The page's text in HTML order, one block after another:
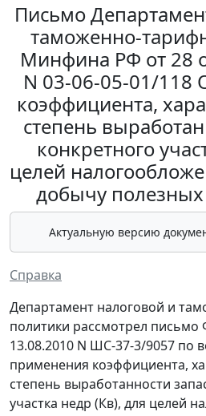
Письмо
таможенно-
Минфина РФ от 28
N 03-06-05-01/
коэффициента,
степень
конкретного
целей
добычу
Актуальную версию
Справка
Департамент налоговой и
политики рассмотрел письмо
13.08.2010 N ШС-37-3/9057 по
применения коэффициента,
степень выработанности
участка недр (Кв), для целей